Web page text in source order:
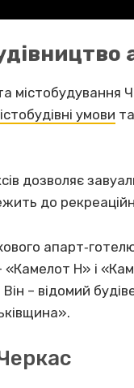
містобудування
умови
дозволяє
до
«Камелот Н» і
Він – відомий